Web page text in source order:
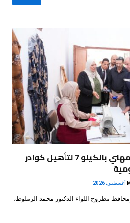
تطوير مركز التدريب المهني بالكيلو 7 لتأهيل كوادر
مطروح اللواء الدكتور محمد الزملوط،